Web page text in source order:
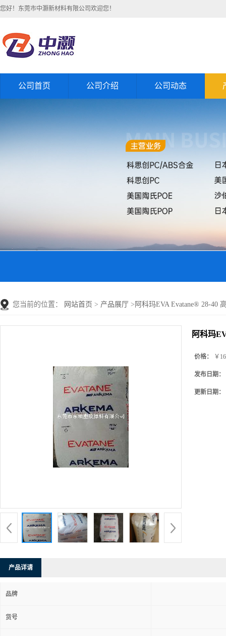
您好！东莞市中灏新材料有限公司欢迎您！
公司首页 公司介绍 公司动态
您当前的位置： 网站首页 > 产品展厅 > 阿科玛EVA Evatane® 28-40
阿科玛
价格： ￥
发布日期：
更新日期：
产品详请
品牌
货号